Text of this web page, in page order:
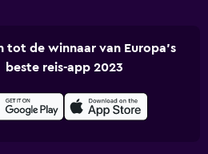
tot de winnaar van Europa's
beste reis-app 2023